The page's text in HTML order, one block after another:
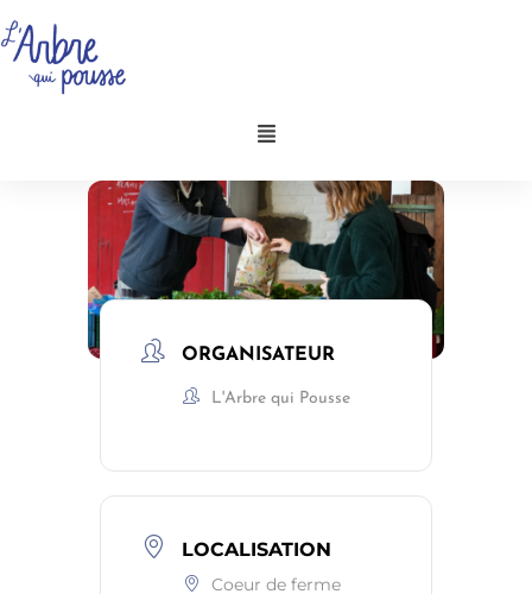
au
contenu
Menu
ORGANISATEUR
L'Arbre qui Pousse
LOCALISATION
Coeur de ferme